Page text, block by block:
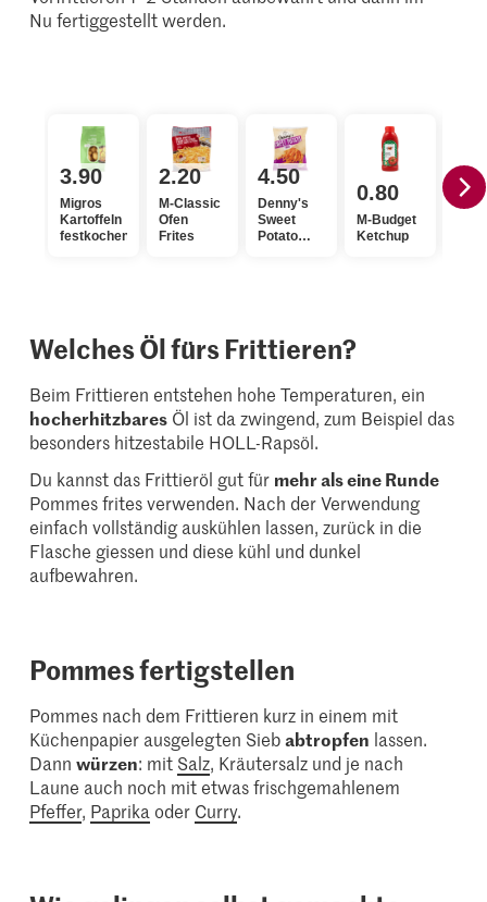
Nu fertiggestellt werden.
3.90
Migros
Kartoffeln
festkochend
2.20
M-Classic
Ofen
Frites
4.50
Denny's
Sweet
Potato
0.80
M-Budget
Ketchup
Welches Öl fürs Frittieren?
Beim Frittieren entstehen hohe Temperaturen, ein
hocherhitzbares Öl ist da zwingend, zum Beispiel das
besonders hitzestabile HOLL-Rapsöl.
Du kannst das Frittieröl gut für mehr als eine Runde
Pommes frites verwenden. Nach der Verwendung
einfach vollständig auskühlen lassen, zurück in die
Flasche giessen und diese kühl und dunkel
aufbewahren.
Pommes fertigstellen
Pommes nach dem Frittieren kurz in einem mit
Küchenpapier ausgelegten Siebabtropfen lassen.
Dannwürzen: mit Salz, Kräutersalz und je nach
Laune auch noch mit etwas frischgemahlenem
Pfeffer, Paprika oder Curry.